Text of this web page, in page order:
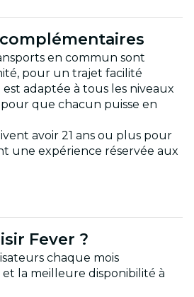
en commun sont
pour un trajet facilité
adaptée à tous les niveaux
que chacun puisse en
avoir 21 ans ou plus pour
une expérience réservée aux
Fever ?
chaque mois
la meilleure disponibilité à